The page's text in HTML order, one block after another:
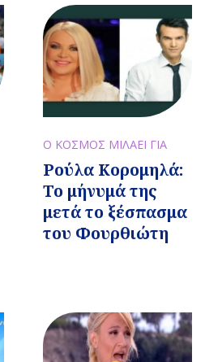
Ο ΚΟΣΜΟΣ ΜΙΛΑΕΙ ΓΙΑ
Ρούλα Κορομηλά:
Το μήνυμά της
μετά το ξέσπασμα
του Φουρθιώτη